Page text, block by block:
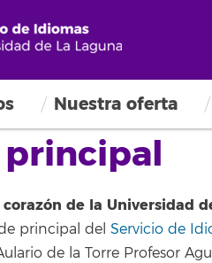
Nuestra oferta
principal
de la Universidad
principal del Servicio de
de la Torre Profesor